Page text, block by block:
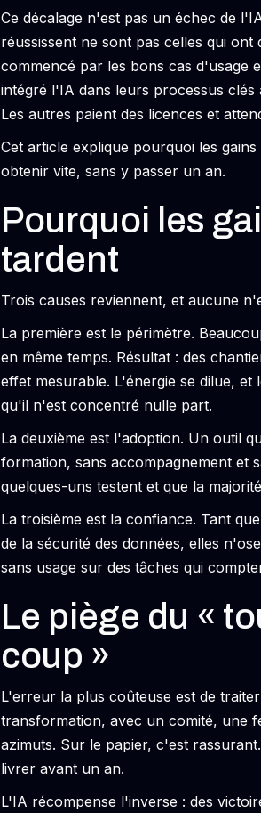
Ce décalage n'est pas un échec de
réussissent ne sont pas celles qui
commencé par les bons cas d'usage
intégré l'IA dans leurs processus clés
Les autres paient des licences et
Cet article explique pourquoi les
obtenir vite, sans y passer un an.
Pourquoi les
tardent
Trois causes reviennent, et aucune
La première est le périmètre.
en même temps. Résultat : des
effet mesurable. L'énergie se dilue,
qu'il n'est concentré nulle part.
La deuxième est l'adoption. Un outil
formation, sans accompagnement et
quelques-uns testent et que la
La troisième est la confiance. Tant
de la sécurité des données, elles
sans usage sur des tâches qui
Le piège du «
coup »
L'erreur la plus coûteuse est de
transformation, avec un comité, une
azimuts. Sur le papier, c'est
livrer avant un an.
L'IA récompense l'inverse : des